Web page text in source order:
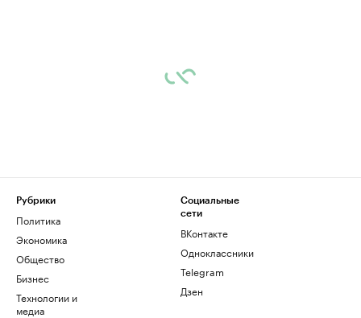
Рубрики
Политика
Экономика
Общество
Бизнес
Технологии и
медиа
Социальные
сети
ВКонтакте
Одноклассники
Telegram
Дзен